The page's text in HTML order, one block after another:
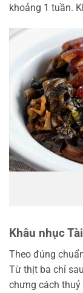
khoảng 1 tuần.
Khâu nhục
Theo đúng
Từ thịt ba chỉ
chưng cách